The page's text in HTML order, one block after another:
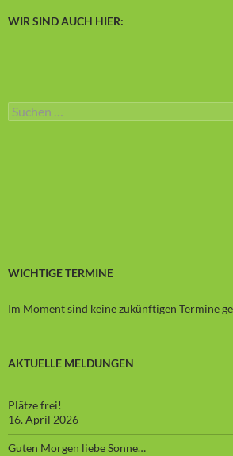
WIR SIND AUCH HIER:
Suchen
nach:
WICHTIGE TERMINE
Im Moment sind keine zukünftigen Termine
AKTUELLE MELDUNGEN
Plätze frei!
16. April 2026
Guten Morgen liebe Sonne…